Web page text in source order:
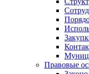
Правовые